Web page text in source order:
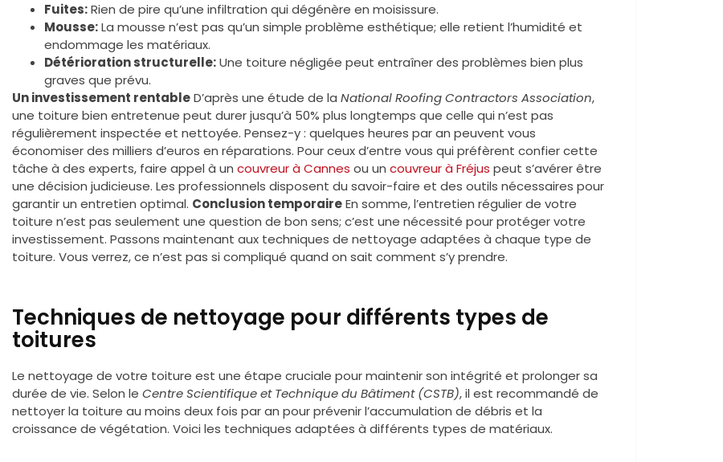
Fuites:Rien de pire qu’une infiltration qui dégénère en moisissure.
Mousse:La mousse n’est pas qu’un simple problème esthétique; elle retient l’humidité et
endommage les matériaux.
Détérioration structurelle:Une toiture négligée peut entraîner des problèmes bien plus
graves que prévu.
Un investissement rentableD’après une étude de la National Roofing Contractors Association,
une toiture bien entretenue peut durer jusqu’à 50% plus longtemps que celle qui n’est pas
régulièrement inspectée et nettoyée. Pensez-y : quelques heures par an peuvent vous
économiser des milliers d’euros en réparations. Pour ceux d’entre vous qui préfèrent confier cette
tâche à des experts, faire appel à un couvreur à Cannes ou un couvreur à Fréjus peut s’avérer être
une décision judicieuse. Les professionnels disposent du savoir-faire et des outils nécessaires pour
garantir un entretien optimal. Conclusion temporaireEn somme, l’entretien régulier de votre
toiture n’est pas seulement une question de bon sens; c’est une nécessité pour protéger votre
investissement. Passons maintenant aux techniques de nettoyage adaptées à chaque type de
toiture. Vous verrez, ce n’est pas si compliqué quand on sait comment s’y prendre.
Techniques de nettoyage pour différents types de
toitures
Le nettoyage de votre toiture est une étape cruciale pour maintenir son intégrité et prolonger sa
durée de vie. Selon le Centre Scientifique et Technique du Bâtiment (CSTB), il est recommandé de
nettoyer la toiture au moins deux fois par an pour prévenir l’accumulation de débris et la
croissance de végétation. Voici les techniques adaptées à différents types de matériaux.